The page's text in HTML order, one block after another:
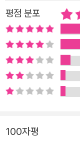
스플로러4.0’은 출시
들은 하나를 해내는
내고 또 엄청난 성공
까? 결코 그렇지 않다
기 때문이다. 그는 초
시작했다. 3학년 방학
전 벼락치기로 방학
회막심이었던 그는
제를 끝내버린다. 이
평점 분포
100자평